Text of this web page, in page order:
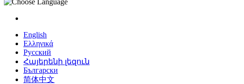
English
Ελληνικά
Русский
Հայերենի լեզուն
Български
简体中文